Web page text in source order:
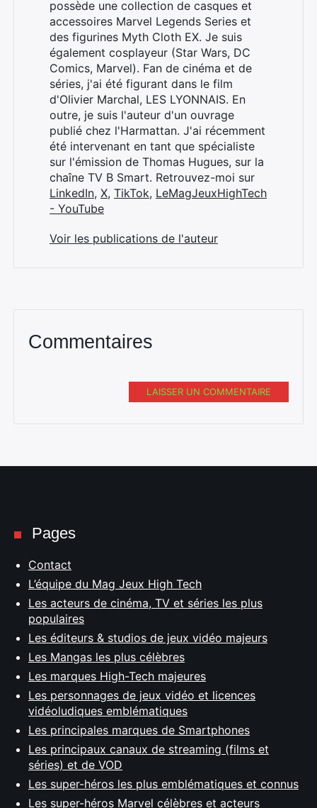
possède une collection de casques et
accessoires Marvel Legends Series et
des figurines Myth Cloth EX. Je suis
également cosplayeur (Star Wars, DC
Comics, Marvel). Fan de cinéma et de
séries, j'ai été figurant dans le film
d'Olivier Marchal, LES LYONNAIS. En
outre, je suis l'auteur d'un ouvrage
publié chez l'Harmattan. J'ai récemment
été intervenant en tant que spécialiste
sur l'émission de Thomas Hugues, sur la
chaîne TV B Smart. Retrouvez-moi sur
LinkedIn, X, TikTok, LeMagJeuxHighTech
- YouTube
Voir les publications de l'auteur
Commentaires
LAISSER UN COMMENTAIRE
Pages
Contact
L’équipe du Mag Jeux High Tech
Les acteurs de cinéma, TV et séries les plus
populaires
Les éditeurs & studios de jeux vidéo majeurs
Les Mangas les plus célèbres
Les marques High-Tech majeures
Les personnages de jeux vidéo et licences
vidéoludiques emblématiques
Les principales marques de Smartphones
Les principaux canaux de streaming (films et
séries) et de VOD
Les super-héros les plus emblématiques et connus
Les super-héros Marvel célèbres et acteurs